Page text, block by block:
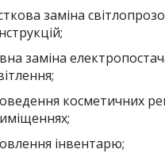
заміна
заміна
косметичних
інвентарю;